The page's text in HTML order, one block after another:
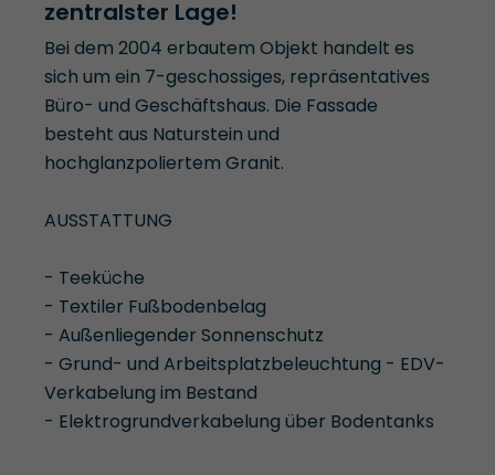
zentralster Lage!
Bei dem 2004 erbautem Objekt handelt es
sich um ein 7-geschossiges, repräsentatives
Büro- und Geschäftshaus. Die Fassade
besteht aus Naturstein und
hochglanzpoliertem Granit.
AUSSTATTUNG
- Teeküche
- Textiler Fußbodenbelag
- Außenliegender Sonnenschutz
- Grund- und Arbeitsplatzbeleuchtung - EDV-
Verkabelung im Bestand
- Elektrogrundverkabelung über Bodentanks